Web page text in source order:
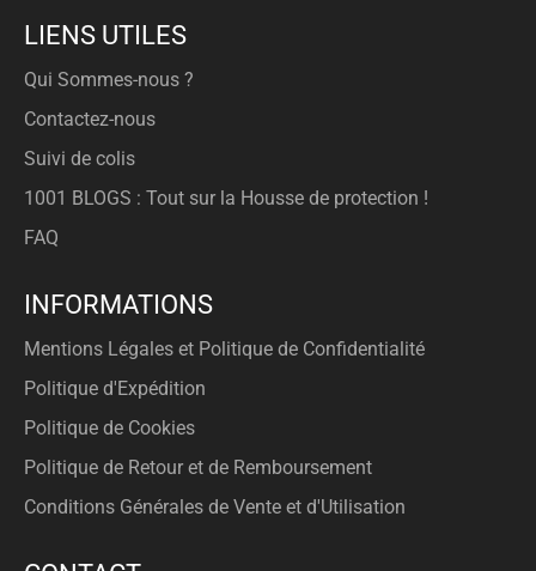
LIENS UTILES
Qui Sommes-nous ?
Contactez-nous
Suivi de colis
1001 BLOGS : Tout sur la Housse de protection !
FAQ
INFORMATIONS
Mentions Légales et Politique de Confidentialité
Politique d'Expédition
Politique de Cookies
Politique de Retour et de Remboursement
Conditions Générales de Vente et d'Utilisation